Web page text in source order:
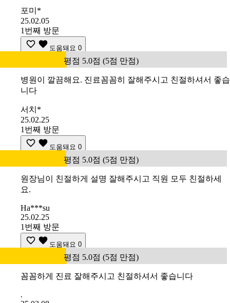
포미*
25.02.05
1번째 방문
도움돼요 0
평점 5.0점 (5점 만점)
병원이 깔끔해요. 진료꼼꼼히 잘해주시고 친절하셔서 좋습
니다
서치*
25.02.25
1번째 방문
도움돼요 0
평점 5.0점 (5점 만점)
원장님이 친절하게 설명 잘해주시고 직원 모두 친절하세
요.
Ha***su
25.02.25
1번째 방문
도움돼요 0
평점 5.0점 (5점 만점)
꼼꼼하게 진료 잘해주시고 친절하셔서 좋습니다
.